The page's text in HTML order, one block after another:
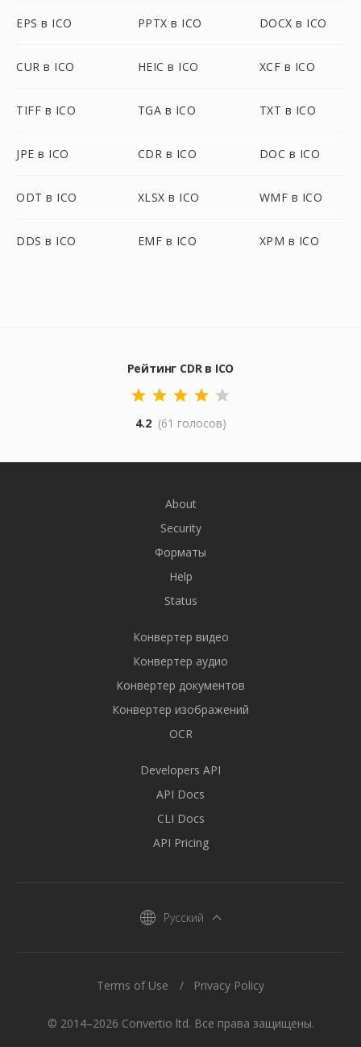
EPS в ICO PPTX в ICO DOCX в ICO
CUR в ICO HEIC в ICO XCF в ICO
TIFF в ICO TGA в ICO TXT в ICO
JPE в ICO CDR в ICO DOC в ICO
ODT в ICO XLSX в ICO WMF в ICO
DDS в ICO EMF в ICO XPM в ICO
Рейтинг CDR в ICO
4.2 (61 голосов)
About
Security
Форматы
Help
Status
Конвертер видео
Конвертер аудио
Конвертер документов
Конвертер изображений
OCR
Developers API
API Docs
CLI Docs
API Pricing
Русский
© 2014–2026 Convertio ltd. Все права защищены.
Terms of Use Privacy Policy